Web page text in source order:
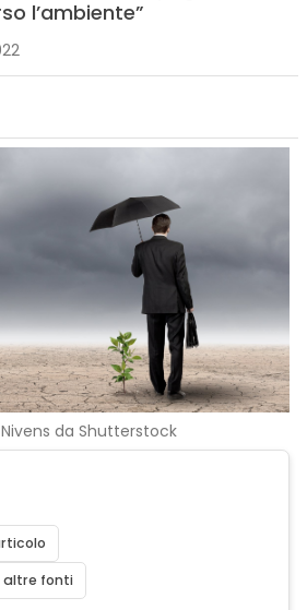
l’ambiente”
da Shutterstock
altre fonti